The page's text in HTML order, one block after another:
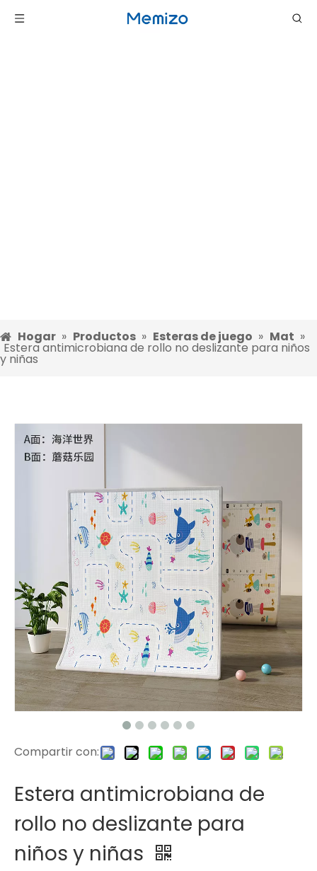
Hogar » Productos » Esteras de juego » Mat »
Estera antimicrobiana de rollo no deslizante para niños
y niñas
Compartir con:
Estera antimicrobiana de
rollo no deslizante para
niños y niñas